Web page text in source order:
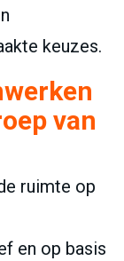
keuzes.
van
ruimte op
en op basis